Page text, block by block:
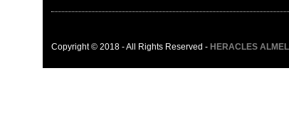
Copyright © 2018 - All Rights Reserved - HERACLES